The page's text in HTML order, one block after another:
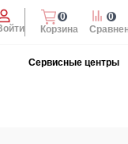
0
Корзина
0
Сервисные центры